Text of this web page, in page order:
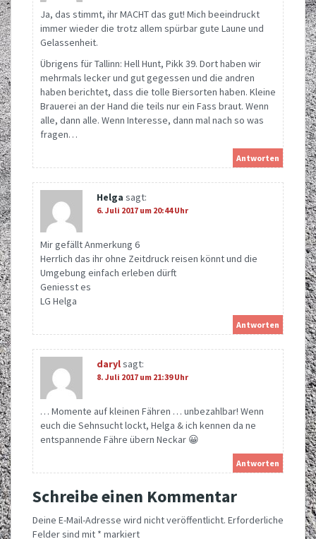
Ja, das stimmt, ihr MACHT das gut! Mich beeindruckt
immer wieder die trotz allem spürbar gute Laune und
Gelassenheit.
Übrigens für Tallinn: Hell Hunt, Pikk 39. Dort haben wir
mehrmals lecker und gut gegessen und die andren
haben berichtet, dass die tolle Biersorten haben. Kleine
Brauerei an der Hand die teils nur ein Fass braut. Wenn
alle, dann alle. Wenn Interesse, dann mal nach so was
fragen…
Antworten
Helga sagt:
6. Juli 2017 um 20:44 Uhr
Mir gefällt Anmerkung 6
Herrlich das ihr ohne Zeitdruck reisen könnt und die
Umgebung einfach erleben dürft
Geniesst es
LG Helga
Antworten
darylsagt:
8. Juli 2017 um 21:39 Uhr
… Momente auf kleinen Fähren … unbezahlbar! Wenn
euch die Sehnsucht lockt, Helga & ich kennen da ne
entspannende Fähre übern Neckar 😀
Antworten
Schreibe einen Kommentar
Deine E-Mail-Adresse wird nicht veröffentlicht. Erforderliche
Felder sind mit * markiert